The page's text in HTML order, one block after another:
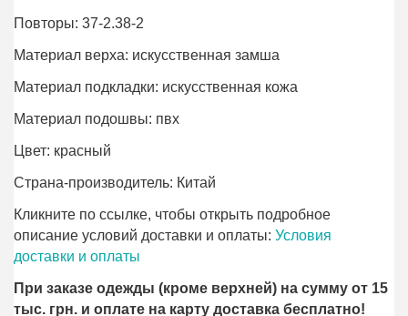
Повторы: 37-2.38-2
Материал верха: искусственная замша
Материал подкладки: искусственная кожа
Материал подошвы: пвх
Цвет: красный
Страна-производитель: Китай
Кликните по ссылке, чтобы открыть подробное
описание условий доставки и оплаты:Условия
доставки и оплаты
При заказе одежды (кроме верхней) на сумму от 15
тыс. грн. и оплате на карту доставка бесплатно!